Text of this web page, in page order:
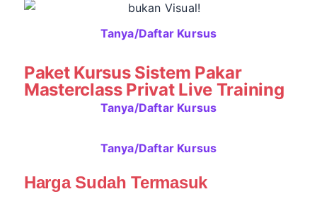
Tanya/Daftar Kursus
Paket Kursus Sistem Pakar
Masterclass Privat Live Training
Tanya/Daftar Kursus
Tanya/Daftar Kursus
Harga Sudah Termasuk